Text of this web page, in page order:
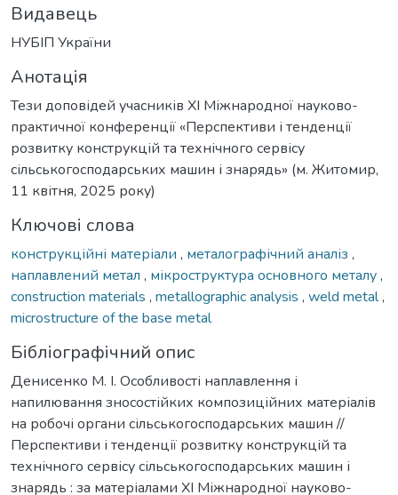
Видавець
НУБІП України
Анотація
Тези доповідей учасників XI Міжнародної науково-
практичної конференції «Перспективи і тенденції
розвитку конструкцій та технічного сервісу
сільськогосподарських машин і знарядь» (м. Житомир,
11 квітня, 2025 року)
Ключові слова
конструкційні матеріали , металографічний аналіз ,
наплавлений метал , мікроструктура основного металу,
construction materials , metallographic analysis , weld metal,
microstructure of the base metal
Бібліографічний опис
Денисенко М. І. Особливості наплавлення і
напилювання зносостійких композиційних матеріалів
на робочі органи сільськогосподарських машин //
Перспективи і тенденції розвитку конструкцій та
технічного сервісу сільськогосподарських машин і
знарядь : за матеріалами XI Міжнародної науково-